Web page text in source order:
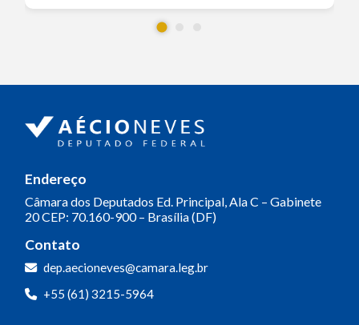
Endereço
Câmara dos Deputados Ed. Principal, Ala C – Gabinete
20CEP: 70.160-900 – Brasília (DF)
Contato
dep.aecioneves@camara.leg.br
+55 (61) 3215-5964